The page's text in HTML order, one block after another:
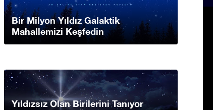
Bir Milyon Yıldız Galaktik
Mahallemizi Keşfedin
Yıldızsız Olan Birilerini Tanıyor